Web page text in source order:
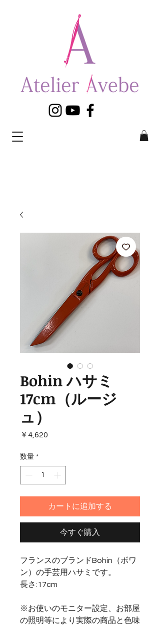
Bohin ハサミ
17cm（ルージ
ュ）
￥4,620
数量 *
カートに追加する
今すぐ購入
フランスのブランドBohin（ボワ
ン）の手芸用ハサミです。
長さ:17cm
※お使いのモニター設定、お部屋
の照明等により実際の商品と色味